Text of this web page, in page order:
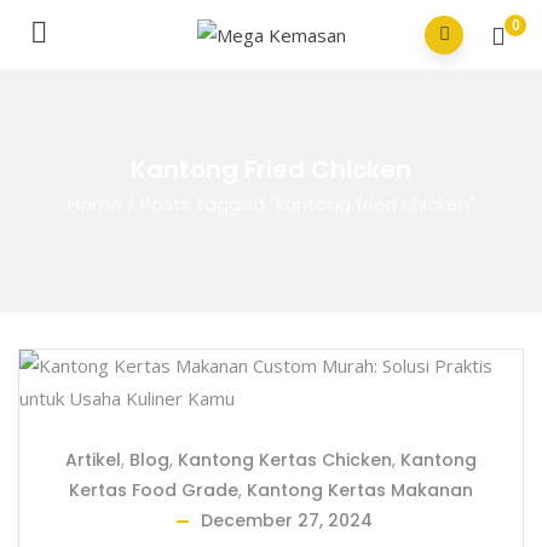
0
Artikel, Blog, Kantong Kertas Chicken, Kantong
Kertas Food Grade, Kantong Kertas Makanan
December 27, 2024